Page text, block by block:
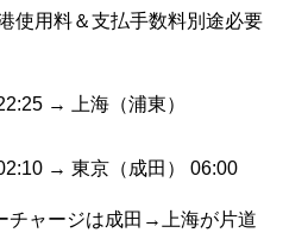
使用料＆支払手数料別途必要
→ 上海（浦東）
→ 東京（成田） 06:00
チャージは成田→上海が片道